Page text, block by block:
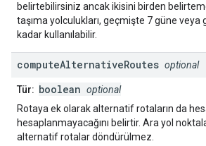
belirtebilirsiniz ancak ikisini birden
taşıma yolculukları, geçmişte 7 güne veya
kadar kullanılabilir.
computeAlternativeRoutes optional
Tür: boolean optional
Rotaya ek olarak alternatif rotaların da
hesaplanmayacağını belirtir. Ara yol
alternatif rotalar döndürülmez.